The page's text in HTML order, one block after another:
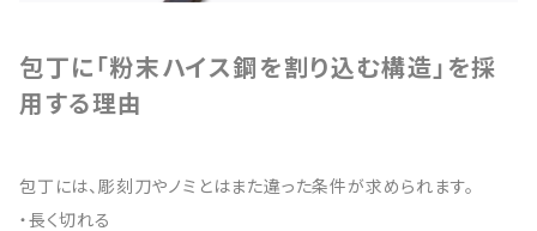
包丁に「粉末ハイス鋼を割り込む構造」を採
用する理由
包丁には、彫刻刀やノミとはまた違った条件が求められます。
・長く切れる